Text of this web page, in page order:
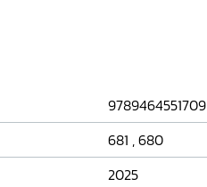
9789464551709
681 ,680
2025